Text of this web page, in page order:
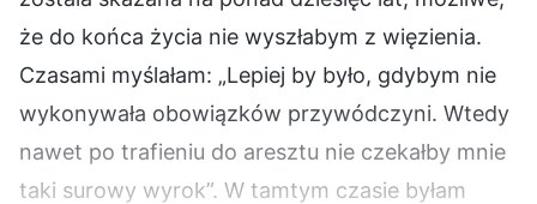
że do końca życia nie wyszłabym z więzienia.
Czasami myślałam: „Lepiej by było, gdybym nie
wykonywała obowiązków przywódczyni. Wtedy
nawet po trafieniu do aresztu nie czekałby mnie
taki surowy wyrok”. W tamtym czasie byłam